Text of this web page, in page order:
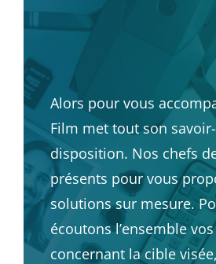
Alors pour vous
Film met tout son
disposition. Nos chefs
présents pour vous
solutions sur mesure.
écoutons l’ensemble
concernant la cible